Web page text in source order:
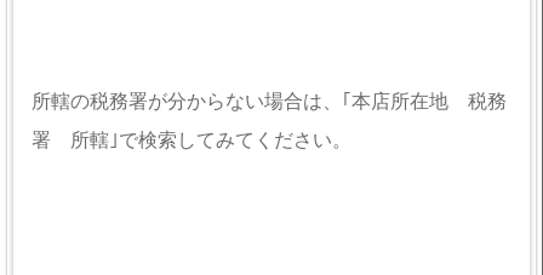
所轄の税務署が分からない場合は、｢本店所在地 税務
署 所轄｣で検索してみてください。